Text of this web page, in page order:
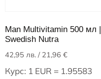
Man Multivitamin 500 мл |
Swedish Nutra
42,95 лв. / 21,96 €
Курс: 1 EUR = 1.95583